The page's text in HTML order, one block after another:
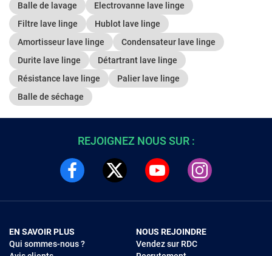
Balle de lavage
Electrovanne lave linge
Filtre lave linge
Hublot lave linge
Amortisseur lave linge
Condensateur lave linge
Durite lave linge
Détartrant lave linge
Résistance lave linge
Palier lave linge
Balle de séchage
REJOIGNEZ NOUS SUR :
EN SAVOIR PLUS
Qui sommes-nous ?
NOUS REJOINDRE
Vendez sur RDC